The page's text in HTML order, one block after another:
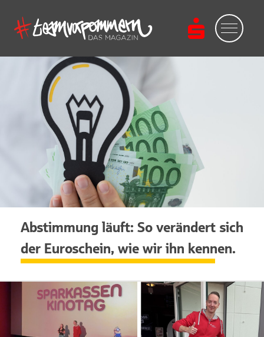
Abstimmung läuft: So verändert sich
der Euroschein, wie wir ihn kennen.